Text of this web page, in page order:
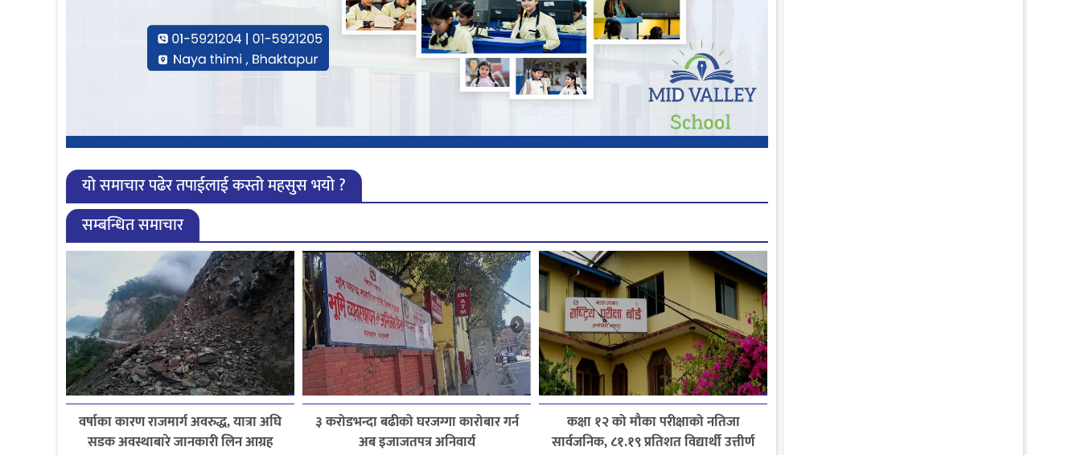
यो समाचार पढेर तपाईलाई कस्तो महसुस भयो ?
सम्बन्धित समाचार
वर्षाका कारण राजमार्ग अवरुद्ध, यात्रा अघि
सडक अवस्थाबारे जानकारी लिन आग्रह
३ करोडभन्दा बढीको घरजग्गा कारोबार गर्न
अब इजाजतपत्र अनिवार्य
कक्षा १२ को मौका परीक्षाको नतिजा
सार्वजनिक, ८१.१९ प्रतिशत विद्यार्थी उत्तीर्ण